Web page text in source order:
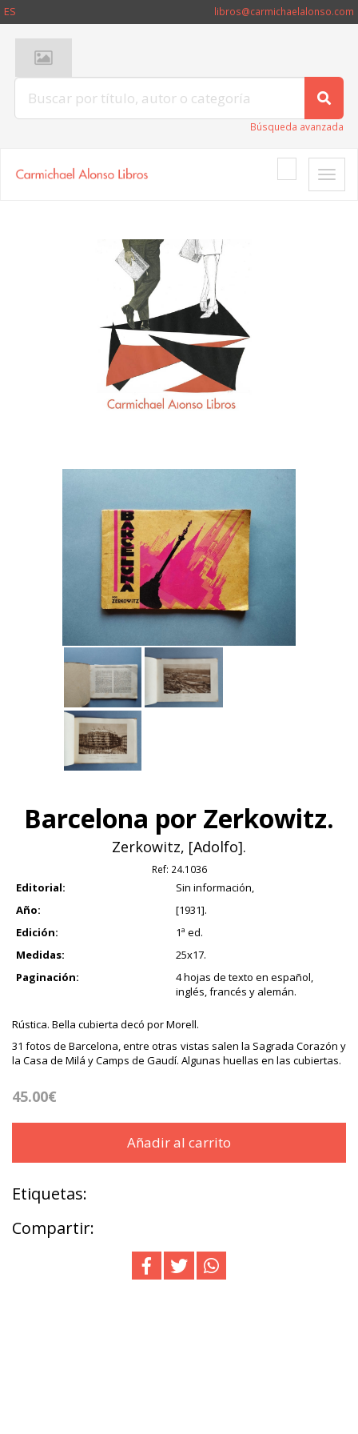
ES libros@carmichaelalonso.com
Búsqueda avanzada
Toggle
Barcelona por Zerkowitz.
Zerkowitz, [Adolfo].
Ref: 24.1036
Editorial:
Sin información,
Año:
[1931].
Edición:
1ª ed.
Medidas:
25x17.
Paginación:
4 hojas de texto en español,
inglés, francés y alemán.
Rústica. Bella cubierta decó por Morell.
31 fotos de Barcelona, entre otras vistas salen la Sagrada Corazón y
la Casa de Milá y Camps de Gaudí. Algunas huellas en las cubiertas.
45.00€
Añadir al carrito
Etiquetas:
Compartir: